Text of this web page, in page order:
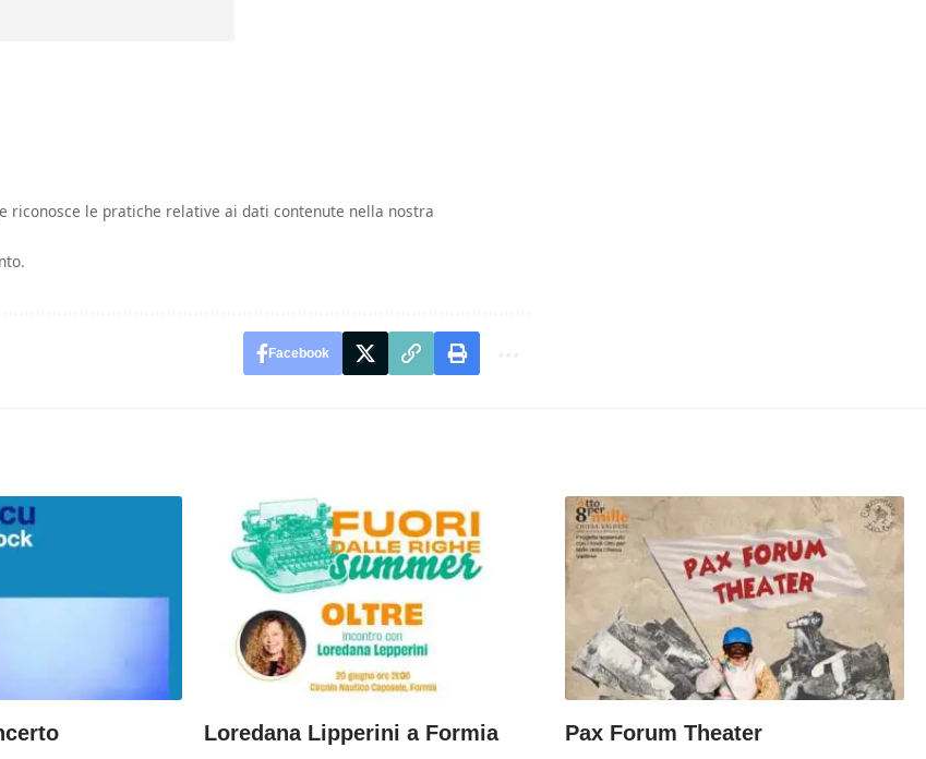
riconosce le pratiche relative ai dati contenute nella nostra
Facebook
Loredana Lipperini a Formia Pax Forum Theater